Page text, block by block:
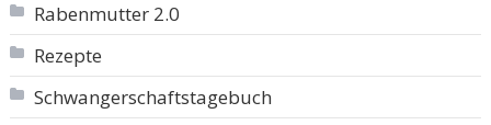
Rabenmutter 2.0
Rezepte
Schwangerschaftstagebuch